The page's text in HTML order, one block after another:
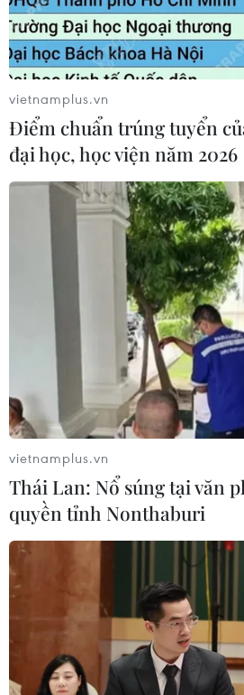
TIN CÙNG CHUYÊN MỤC
Xung đột Hamas-Israel: Ai Cập
gọi các bên tuân thủ kế hoạch
bình Gaza
10/08/2026 04:22
vietnamplus.vn
Điểm chuẩn trúng tuyển
đại học, học viện năm 2026
vietnamplus.vn
Thái Lan: Nổ súng tại văn
quyền tỉnh Nonthaburi